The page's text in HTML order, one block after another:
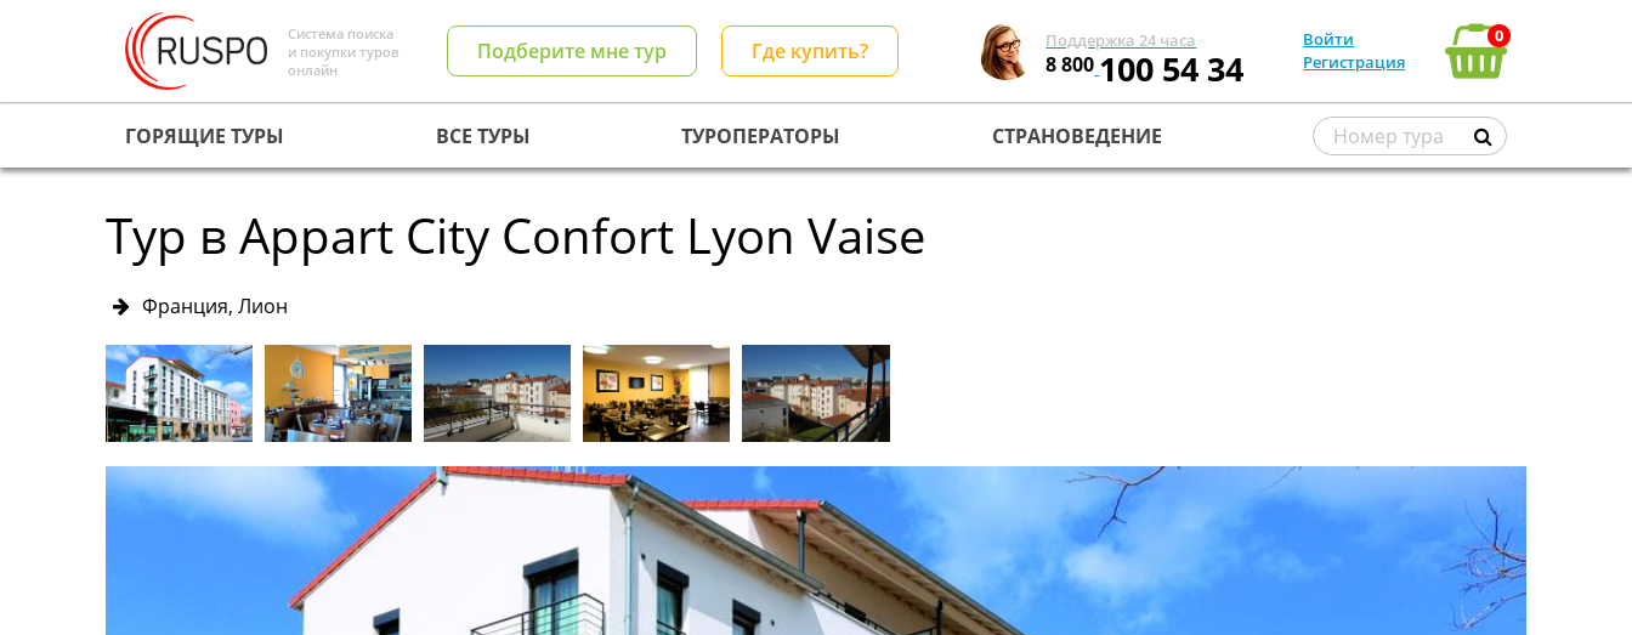
Система поиска
и покупки туров
онлайн
Подберите мне тур Где купить? Поддержка 24 часа
8 800100 54 34
Войти
Регистрация
0
ГОРЯЩИЕ ТУРЫ ВСЕ ТУРЫ ТУРОПЕРАТОРЫ СТРАНОВЕДЕНИЕ
Тур в Appart City Confort Lyon Vaise
Франция, Лион